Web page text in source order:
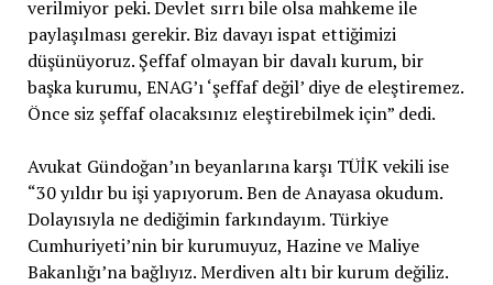
verilmiyor peki. Devlet sırrı bile olsa mahkeme ile
paylaşılması gerekir. Biz davayı ispat ettiğimizi
düşünüyoruz. Şeffaf olmayan bir davalı kurum, bir
başka kurumu, ENAG’ı ‘şeffaf değil’ diye de eleştiremez.
Önce siz şeffaf olacaksınız eleştirebilmek için” dedi.
Avukat Gündoğan’ın beyanlarına karşı TÜİK vekili ise
“30 yıldır bu işi yapıyorum. Ben de Anayasa okudum.
Dolayısıyla ne dediğimin farkındayım. Türkiye
Cumhuriyeti’nin bir kurumuyuz, Hazine ve Maliye
Bakanlığı’na bağlıyız. Merdiven altı bir kurum değiliz.